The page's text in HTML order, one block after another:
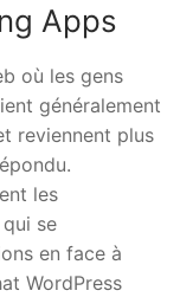
Apps
où les gens
généralement
reviennent plus
les
se
en face à
WordPress